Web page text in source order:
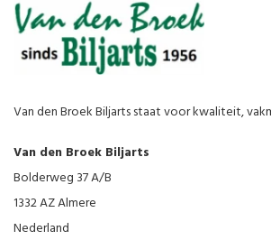
Van den Broek Biljarts staat voor kwaliteit,
Van den Broek Biljarts
Bolderweg 37 A/B
1332 AZ Almere
Nederland